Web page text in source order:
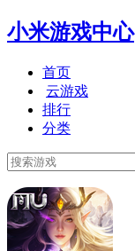
小米游戏中心
首页
云游戏
排行
分类